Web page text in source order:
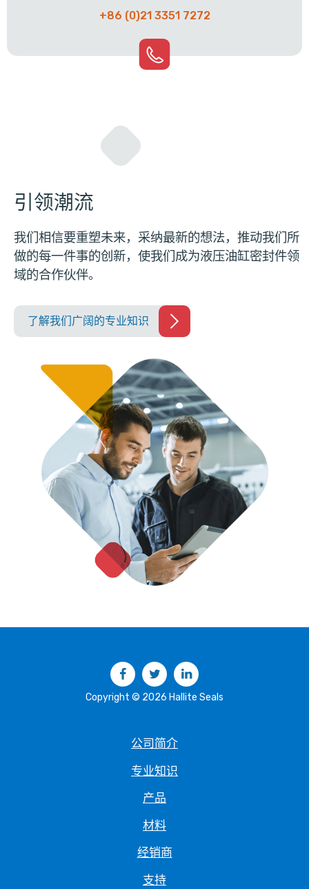
+86 (0)21 3351 7272
引领潮流
我们相信要重塑未来，采纳最新的想法，推动我们所
做的每一件事的创新，使我们成为液压油缸密封件领
域的合作伙伴。
了解我们广阔的专业知识
FacebookTwitter
Copyright © 2026 Hallite Seals
公司简介
专业知识
产品
材料
经销商
支持